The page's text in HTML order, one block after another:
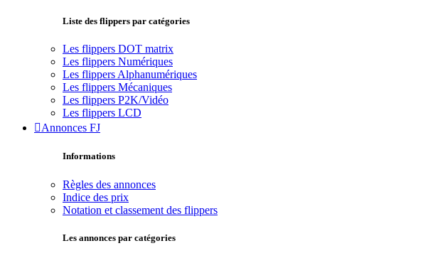
Liste des flippers par catégories
Les flippers DOT matrix
Les flippers Numériques
Les flippers Alphanumériques
Les flippers Mécaniques
Les flippers P2K/Vidéo
Les flippers LCD
Annonces FJ
Informations
Règles des annonces
Indice des prix
Notation et classement des flippers
Les annonces par catégories